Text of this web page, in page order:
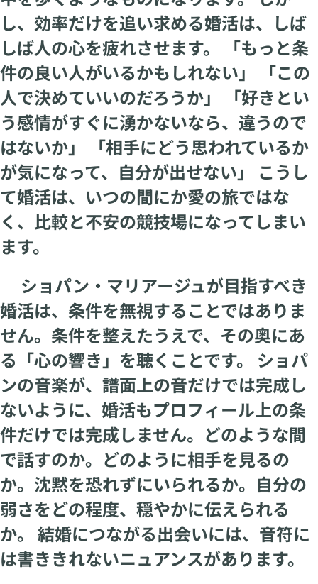
し、効率だけを追い求める婚活は、しば
しば人の心を疲れさせます。 「もっと条
件の良い人がいるかもしれない」 「この
人で決めていいのだろうか」 「好きとい
う感情がすぐに湧かないなら、違うので
はないか」 「相手にどう思われているか
が気になって、自分が出せない」 こうし
て婚活は、いつの間にか愛の旅ではな
く、比較と不安の競技場になってしまい
ます。
ショパン・マリアージュが目指すべき
婚活は、条件を無視することではありま
せん。条件を整えたうえで、その奥にあ
る「心の響き」を聴くことです。 ショパ
ンの音楽が、譜面上の音だけでは完成し
ないように、婚活もプロフィール上の条
件だけでは完成しません。どのような間
で話すのか。どのように相手を見るの
か。沈黙を恐れずにいられるか。自分の
弱さをどの程度、穏やかに伝えられる
か。 結婚につながる出会いには、音符に
は書ききれないニュアンスがあります。